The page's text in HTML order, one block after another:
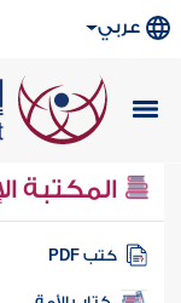
عربي
المكتبة
كتب PDF